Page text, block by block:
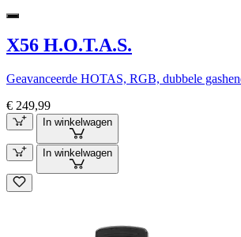
X56 H.O.T.A.S.
Geavanceerde HOTAS, RGB, dubbele
€ 249,99
In winkelwagen
In winkelwagen